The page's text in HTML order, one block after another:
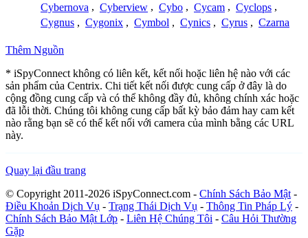
Cybernova , Cyberview , Cybo , Cycam , Cyclops ,
Cygnus , Cygonix , Cymbol , Cynics , Cyrus , Czarna
Thêm Nguồn
* iSpyConnect không có liên kết, kết nối hoặc liên hệ nào với các
sản phẩm của Centrix. Chi tiết kết nối được cung cấp ở đây là do
cộng đồng cung cấp và có thể không đầy đủ, không chính xác hoặc
đã lỗi thời. Chúng tôi không cung cấp bất kỳ bảo đảm hay cam kết
nào rằng bạn sẽ có thể kết nối với camera của mình bằng các URL
này.
Quay lại đầu trang
© Copyright 2011-2026 iSpyConnect.com - Chính Sách Bảo Mật -
Điều Khoản Dịch Vụ - Trạng Thái Dịch Vụ - Thông Tin Pháp Lý -
Chính Sách Bảo Mật Lớp - Liên Hệ Chúng Tôi - Câu Hỏi Thường
Gặp